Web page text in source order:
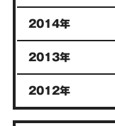
2014年
2013年
2012年